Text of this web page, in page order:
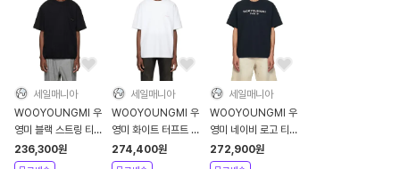
세일매니아
WOOYOUNGMI 우
영미 블랙 스트링 티셔
츠 - 블랙
236,300원
세일매니아
WOOYOUNGMI 우
영미 화이트 터프트 자
수 백 로고 티셔츠 - 화
이트
274,400원
세일매니아
WOOYOUNGMI 우
영미 네이비 로고 티셔
츠 - 네이비
272,900원